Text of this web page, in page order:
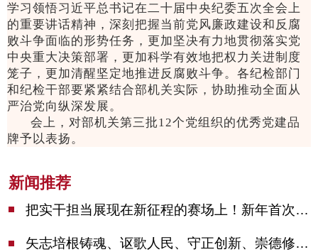
学习领悟习近平总书记在二十届中央纪委五次全会上
的重要讲话精神，深刻把握当前党风廉政建设和反腐
败斗争面临的形势任务，更加坚决有力地贯彻落实党
中央重大决策部署，更加科学有效地把权力关进制度
笼子，更加清醒坚定地推进反腐败斗争。各纪检部门
和纪检干部要紧紧结合部机关实际，协助推动全面从
严治党向纵深发展。
会上，对部机关第三批12个党组织的优秀党建品
牌予以表扬。
新闻推荐
把实干担当展现在新征程的赛场上！新年首次市委季度工作会议举行，陈吉宁作工作点评
矢志培根铸魂、讴歌人民、守正创新、崇德修身！这场座谈会上，陈吉宁对全市文化战线提出期望